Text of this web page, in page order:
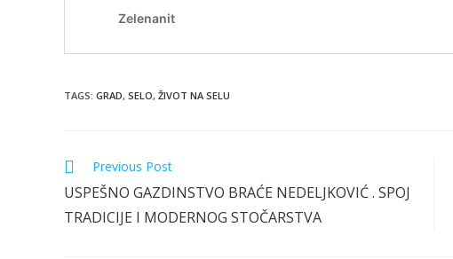
TAGS: GRAD, SELO, ŽIVOT NA SELU
Read
articles
Previous Post
USPEŠNO GAZDINSTVO BRAĆE NEDELJKOVIĆ . SPOJ
TRADICIJE I MODERNOG STOČARSTVA